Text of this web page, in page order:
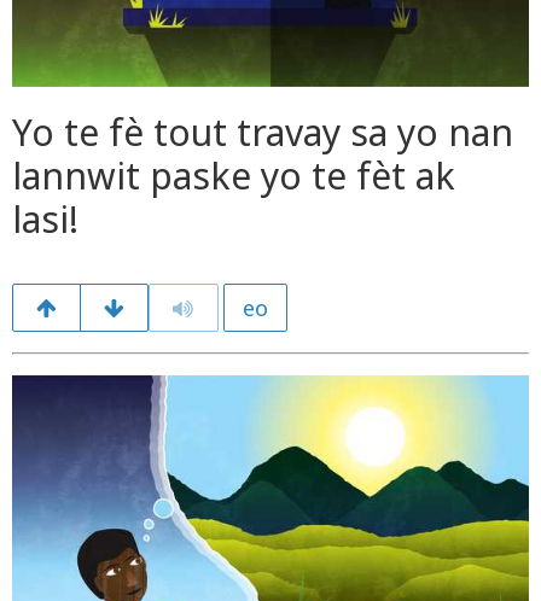
Yo te fè tout travay sa yo nan
lannwit paske yo te fèt ak
lasi!
eo